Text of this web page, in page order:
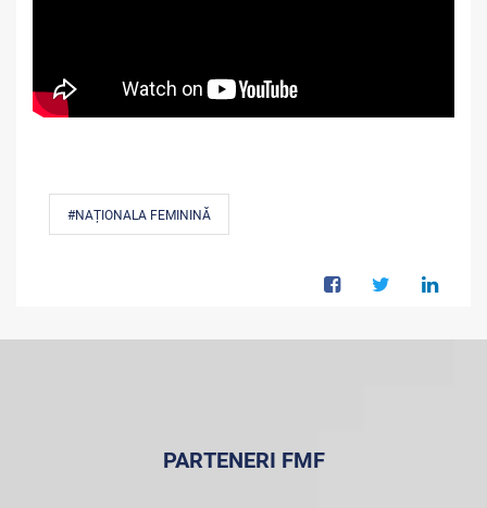
#NAȚIONALA FEMININĂ
PARTENERI FMF